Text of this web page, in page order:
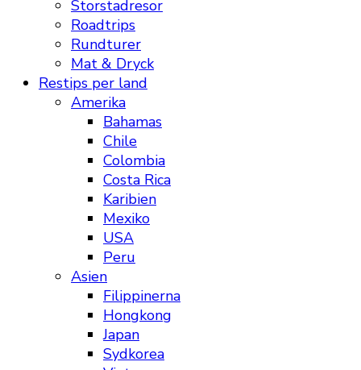
Storstadresor
Roadtrips
Rundturer
Mat & Dryck
Restips per land
Amerika
Bahamas
Chile
Colombia
Costa Rica
Karibien
Mexiko
USA
Peru
Asien
Filippinerna
Hongkong
Japan
Sydkorea